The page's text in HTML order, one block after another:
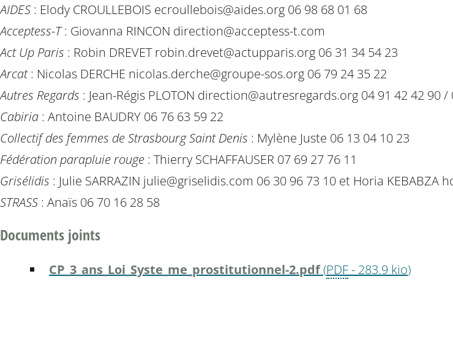
AIDES : Elody CROULLEBOIS ecroullebois@aides.org 06 98 68 01 68
Acceptess-T: Giovanna RINCON direction@acceptess-t.com
Act Up Paris : Robin DREVET robin.drevet@actupparis.org 06 31 34 54 23
Arcat: Nicolas DERCHE nicolas.derche@groupe-sos.org 06 79 24 35 22
Autres Regards : Jean-Régis PLOTON direction@autresregards.org 04 91 42 42 90 /
Cabiria : Antoine BAUDRY 06 76 63 59 22
Collectif des femmes de Strasbourg Saint Denis : Mylène Juste 06 13 04 10 23
Fédération parapluie rouge : Thierry SCHAFFAUSER 07 69 27 76 11
Grisélidis : Julie SARRAZIN julie@griselidis.com 06 30 96 73 10 et Horia KEBABZA
STRASS : Anaïs 06 70 16 28 58
Documents joints
CP_3_ans_Loi_Syste_me_prostitutionnel-2.pdf(PDF- 283.9 kio)